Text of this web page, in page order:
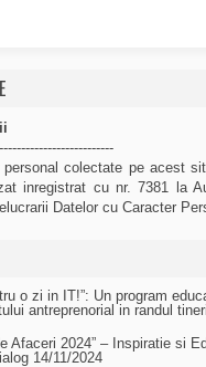
personal colectate pe acest
inregistrat cu nr. 7381 la
Datelor cu Caracter
o zi in IT!”: Un program
antreprenorial in randul
Afaceri 2024” – Inspiratie si
14/11/2024